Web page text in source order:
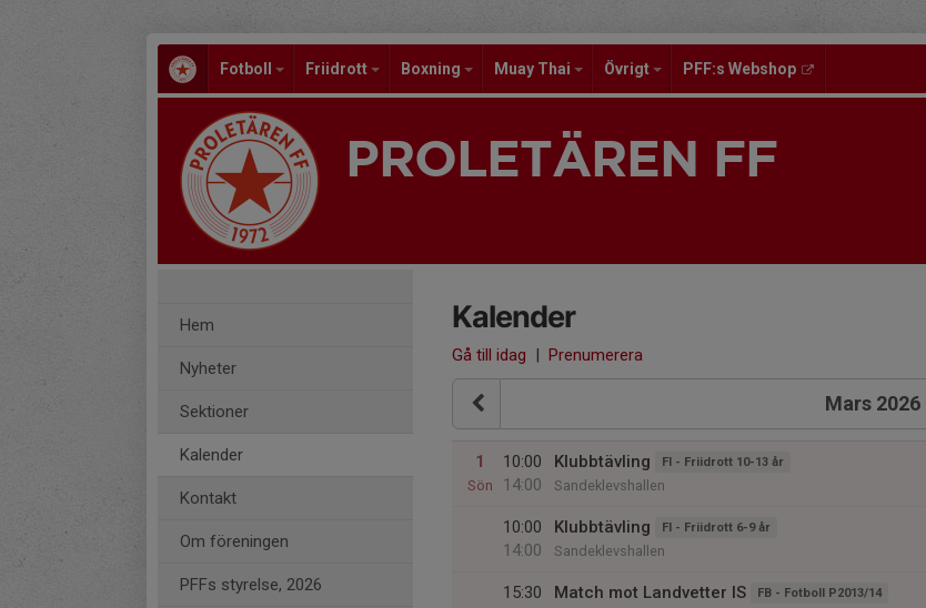
Fotboll Friidrott Boxning Muay Thai Övrigt PFF:s Webshop
PROLETÄREN FF
Hem
Nyheter
Sektioner
Kalender
Kontakt
Om föreningen
PFFs styrelse, 2026
Kalender
Gå till idag | Prenumerera
Mars 2026
1
Sön
10:00
14:00
Klubbtävling FI - Friidrott 10-13 år
Sandeklevshallen
10:00
14:00
Klubbtävling FI - Friidrott 6-9 år
Sandeklevshallen
15:30
Match mot Landvetter IS FB - Fotboll P2013/14